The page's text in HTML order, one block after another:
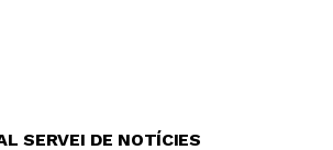
SERVEI DE NOTÍCIES